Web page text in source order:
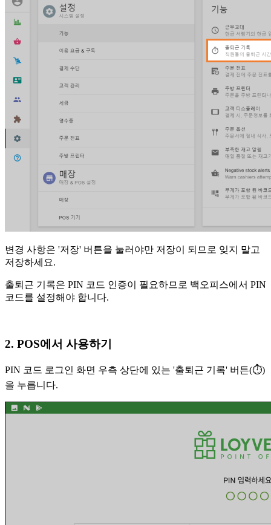
변경 사항은 '저장' 버튼을 눌러야만 저장이 되므로 잊지 말고
저장하세요.
출퇴근 기록은 PIN 코드 인증이 필요하므로 백오피스에서 PIN
코드를 설정해야 합니다.
2. POS에서 사용하기
PIN 코드 로그인 화면 우측 상단에 있는 '출퇴근 기록' 버튼(⏱)
을 누릅니다.